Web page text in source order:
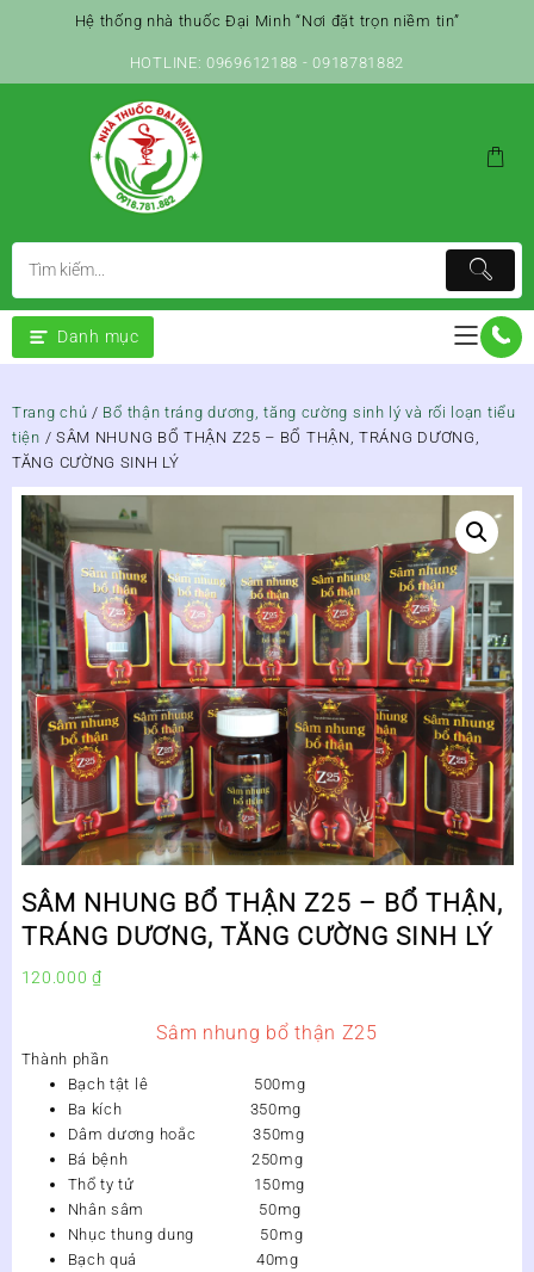
Hệ thống nhà thuốc Đại Minh “Nơi đặt trọn niềm tin”
HOTLINE: 0969612188 - 0918781882
Danh mục
Trang chủ / Bổ thận tráng dương, tăng cường sinh lý và rối loạn tiểu
tiện / SÂM NHUNG BỔ THẬN Z25 – BỔ THẬN, TRÁNG DƯƠNG,
TĂNG CƯỜNG SINH LÝ
SÂM NHUNG BỔ THẬN Z25 – BỔ THẬN,
TRÁNG DƯƠNG, TĂNG CƯỜNG SINH LÝ
120.000₫
Sâm nhung bổ thận Z25
Thành phần
Bạch tật lê 500mg
Ba kích 350mg
Dâm dương hoắc 350mg
Bá bệnh 250mg
Thổ ty tử 150mg
Nhân sâm 50mg
Nhục thung dung 50mg
Bạch quả 40mg